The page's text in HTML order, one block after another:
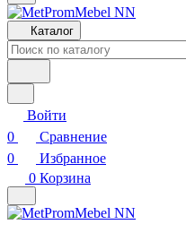
Каталог
Войти
0
Сравнение
0
Избранное
0 Корзина